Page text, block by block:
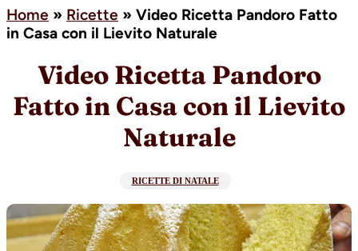
Home » Ricette » Video Ricetta Pandoro Fatto
in Casa con il Lievito Naturale
Video Ricetta Pandoro
Fatto in Casa con il Lievito
Naturale
RICETTE DI NATALE